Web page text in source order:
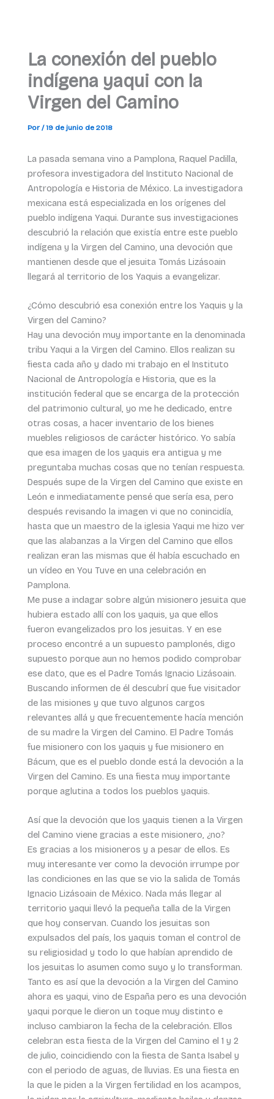
La conexión del pueblo
indígena yaqui con la
Virgen del Camino
Por /19 de junio de 2018
La pasada semana vino a Pamplona, Raquel Padilla,
profesora investigadora del Instituto Nacional de
Antropología e Historia de México. La investigadora
mexicana está especializada en los orígenes del
pueblo indígena Yaqui. Durante sus investigaciones
descubrió la relación que existía entre este pueblo
indígena y la Virgen del Camino, una devoción que
mantienen desde que el jesuita Tomás Lizásoain
llegará al territorio de los Yaquis a evangelizar.
¿Cómo descubrió esa conexión entre los Yaquis y la
Virgen del Camino?
Hay una devoción muy importante en la denominada
tribu Yaqui a la Virgen del Camino. Ellos realizan su
fiesta cada año y dado mi trabajo en el Instituto
Nacional de Antropología e Historia, que es la
institución federal que se encarga de la protección
del patrimonio cultural, yo me he dedicado, entre
otras cosas, a hacer inventario de los bienes
muebles religiosos de carácter histórico. Yo sabía
que esa imagen de los yaquis era antigua y me
preguntaba muchas cosas que no tenían respuesta.
Después supe de la Virgen del Camino que existe en
León e inmediatamente pensé que sería esa, pero
después revisando la imagen vi que no conincidía,
hasta que un maestro de la iglesia Yaqui me hizo ver
que las alabanzas a la Virgen del Camino que ellos
realizan eran las mismas que él había escuchado en
un vídeo en You Tuve en una celebración en
Pamplona.
Me puse a indagar sobre algún misionero jesuita que
hubiera estado allí con los yaquis, ya que ellos
fueron evangelizados pro los jesuitas. Y en ese
proceso encontré a un supuesto pamplonés, digo
supuesto porque aun no hemos podido comprobar
ese dato, que es el Padre Tomás Ignacio Lizásoain.
Buscando informen de él descubrí que fue visitador
de las misiones y que tuvo algunos cargos
relevantes allá y que frecuentemente hacía mención
de su madre la Virgen del Camino. El Padre Tomás
fue misionero con los yaquis y fue misionero en
Bácum, que es el pueblo donde está la devoción a la
Virgen del Camino. Es una fiesta muy importante
porque aglutina a todos los pueblos yaquis.
Así que la devoción que los yaquis tienen a la Virgen
del Camino viene gracias a este misionero, ¿no?
Es gracias a los misioneros y a pesar de ellos. Es
muy interesante ver como la devoción irrumpe por
las condiciones en las que se vio la salida de Tomás
Ignacio Lizásoain de México. Nada más llegar al
territorio yaqui llevó la pequeña talla de la Virgen
que hoy conservan. Cuando los jesuitas son
expulsados del país, los yaquis toman el control de
su religiosidad y todo lo que habían aprendido de
los jesuitas lo asumen como suyo y lo transforman.
Tanto es así que la devoción a la Virgen del Camino
ahora es yaqui, vino de España pero es una devoción
yaqui porque le dieron un toque muy distinto e
incluso cambiaron la fecha de la celebración. Ellos
celebran esta fiesta de la Virgen del Camino el 1 y 2
de julio, coincidiendo con la fiesta de Santa Isabel y
con el periodo de aguas, de lluvias. Es una fiesta en
la que le piden a la Virgen fertilidad en los acampos,